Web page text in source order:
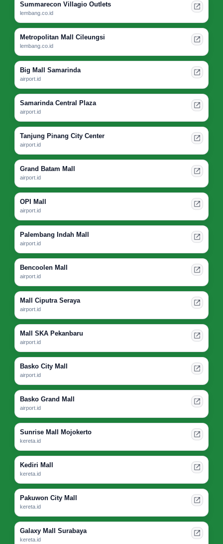
Summarecon Villagio Outlets
lembang.co.id
Metropolitan Mall Cileungsi
lembang.co.id
Big Mall Samarinda
airport.id
Samarinda Central Plaza
airport.id
Tanjung Pinang City Center
airport.id
Grand Batam Mall
airport.id
OPI Mall
airport.id
Palembang Indah Mall
airport.id
Bencoolen Mall
airport.id
Mall Ciputra Seraya
airport.id
Mall SKA Pekanbaru
airport.id
Basko City Mall
airport.id
Basko Grand Mall
airport.id
Sunrise Mall Mojokerto
kereta.id
Kediri Mall
kereta.id
Pakuwon City Mall
kereta.id
Galaxy Mall Surabaya
kereta.id